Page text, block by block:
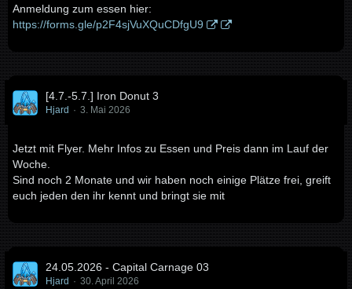
Anmeldung zum essen hier:
https://forms.gle/p2F4sjVuXQuCDfgU9
[4.7.-5.7.] Iron Donut 3
Hjard 3. Mai 2026
Jetzt mit Flyer. Mehr Infos zu Essen und Preis dann im Lauf der
Woche.
Sind noch 2 Monate und wir haben noch einige Plätze frei, greift
euch jeden den ihr kennt und bringt sie mit
24.05.2026 - Capital Carnage 03
Hjard 30. April 2026